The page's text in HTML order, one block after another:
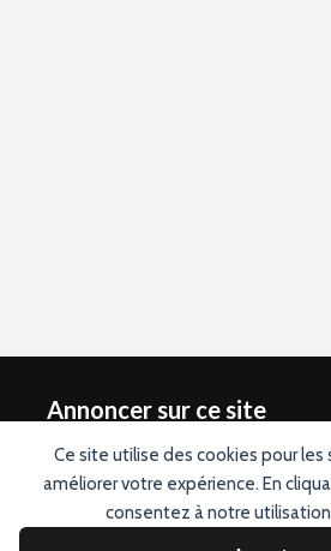
Ce site utilise des cookies pour
améliorer votre expérience. En
consentez à notre
Annoncer sur ce site
Vous souhaitez annoncer sur ce site
cliquant ici. Conception graphique du
Designevo.com.